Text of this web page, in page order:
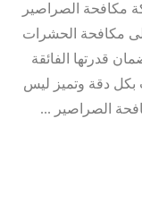
مكافحة الصراصير
مكافحة الحشرات
قدرتها الفائقة
بكل دقة وتميز ليس
الصراصير ...